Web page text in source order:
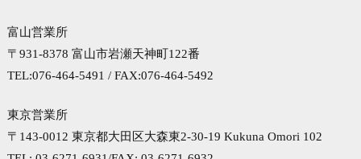
富山営業所
〒931-8378 富山市岩瀬天神町122番
TEL:076-464-5491 / FAX:076-464-5492
東京営業所
〒143-0012 東京都大田区大森東2-30-19 Kukuna Omori 102